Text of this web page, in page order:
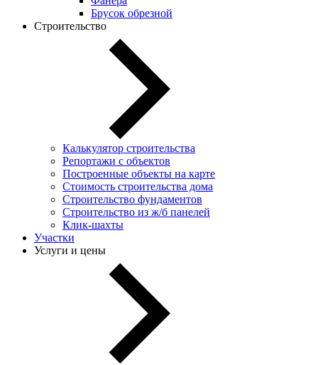
Брусок обрезной
Строительство
Калькулятор строительства
Репортажи с объектов
Построенные объекты на карте
Стоимость строительства дома
Строительство фундаментов
Строительство из ж/б панелей
Клик-шахты
Участки
Услуги и цены